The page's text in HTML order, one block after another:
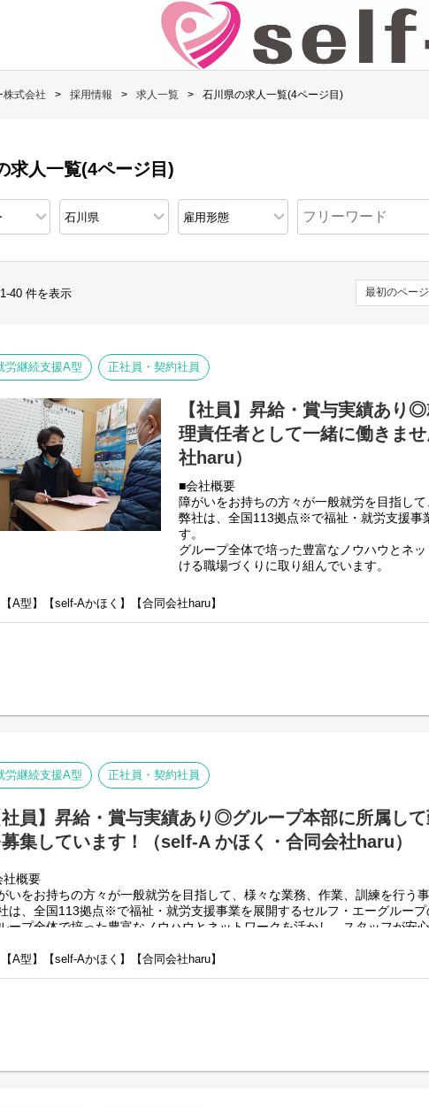
株式会社 採用情報 求人一覧 石川県の求人一覧(4ページ目)
求人一覧(4ページ目)
40 件を表示 最初のページ
労継続支援A型 正社員・契約社員
【社員】昇給・賞与実績あり
理責任者として一緒に働きま
社haru）
■会社概要
障がいをお持ちの方々が一般就労を目指し
弊社は、全国113拠点※で福祉・就労支援事
す。
グループ全体で培った豊富なノウハウとネ
ける職場づくりに取り組んでいます。
弊社グループでは2つのパターンの事業所を
【就労継続支援A型事業所】
⇒障がい者の方々とは非雇用型で内職など
就労施設でのサービス管理責任者の業務。
・個別支援計画の作成一式。（弊社システム
・相談員、事業所支援員との会議、連絡等。
・その他、付随する業務
・支援費請求は行いません。代理請求を導
・個別支援計画、ケース記録を含めた必要
PC１つで管理できる体制となっています。
正直できるか自信のない方でも安心して働け
【A型】【self-Aかほく】【合同会社haru】
労継続支援A型 正社員・契約社員
社員】昇給・賞与実績あり◎グループ本部に所属し
集しています！（self-A かほく・合同会社haru）
社概要
いをお持ちの方々が一般就労を目指して、様々な業務、作業、訓練を行う事
は、全国113拠点※で福祉・就労支援事業を展開するセルフ・エーグループ
ープ全体で培った豊富なノウハウとネットワークを活かし、スタッフが安
年4月時点
グループでは主に以下のパターンの事業所を全国に展開をさせて頂いてお
がい者の方々とは非雇用型で内職などの作業を中心にA型や一般就労を目
来の自立した生活や就労を見据え、生活する力や困難を解決する力、 働く
【A型】【self-Aかほく】【合同会社haru】